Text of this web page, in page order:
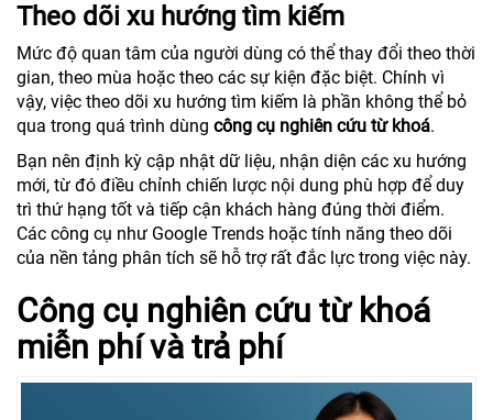
Theo dõi xu hướng tìm kiếm
Mức độ quan tâm của người dùng có thể thay đổi theo thời
gian, theo mùa hoặc theo các sự kiện đặc biệt. Chính vì
vậy, việc theo dõi xu hướng tìm kiếm là phần không thể bỏ
qua trong quá trình dùng công cụ nghiên cứu từ khoá.
Bạn nên định kỳ cập nhật dữ liệu, nhận diện các xu hướng
mới, từ đó điều chỉnh chiến lược nội dung phù hợp để duy
trì thứ hạng tốt và tiếp cận khách hàng đúng thời điểm.
Các công cụ như Google Trends hoặc tính năng theo dõi
của nền tảng phân tích sẽ hỗ trợ rất đắc lực trong việc này.
Công cụ nghiên cứu từ khoá
miễn phí và trả phí